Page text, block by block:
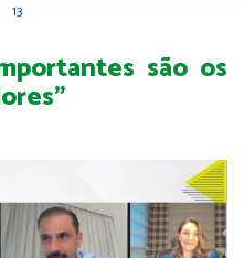
13
são os